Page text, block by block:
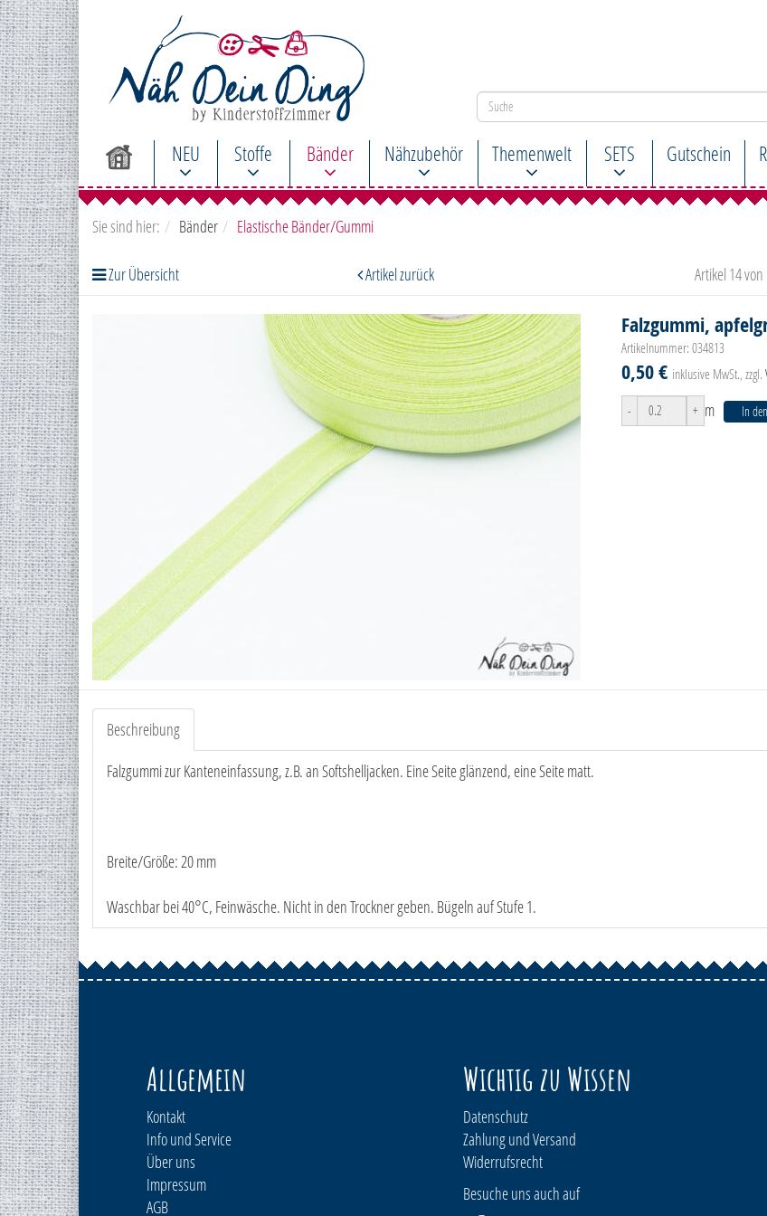
NEU Stoffe Bänder Nähzubehör Themenwelt SETS Gutschein
Sie sind hier: Bänder Elastische Bänder/Gummi
Zur Übersicht Artikel zurück Artikel 14
Falzgummi,
Artikelnummer: 034813
0,50 € inklusive MwSt., zzgl.
- + m In
Beschreibung
Falzgummi zur Kanteneinfassung, z.B. an Softshelljacken. Eine Seite glänzend, eine Seite matt.
Breite/Größe: 20 mm
Waschbar bei 40°C, Feinwäsche. Nicht in den Trockner geben. Bügeln auf Stufe 1.
Allgemein
Kontakt
Info und Service
Über uns
Impressum
AGB
Wichtig zu Wissen
Datenschutz
Zahlung und Versand
Widerrufsrecht
Besuche uns auch auf